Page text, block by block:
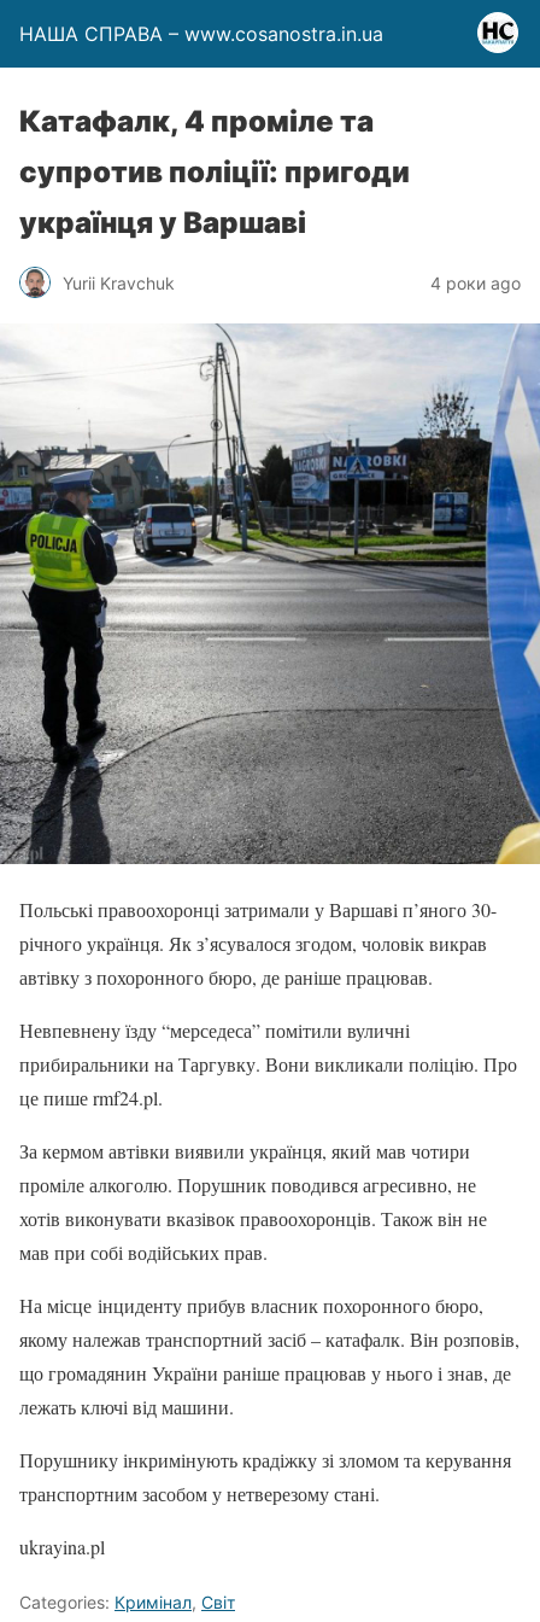
НАША СПРАВА – www.cosanostra.in.ua
Катафалк, 4 проміле та
супротив поліції: пригоди
українця у Варшаві
Yurii Kravchuk 4 роки ago
Польські правоохоронці затримали у Варшаві п’яного 30-
річного українця. Як з’ясувалося згодом, чоловік викрав
автівку з похоронного бюро, де раніше працював.
Невпевнену їзду “мерседеса” помітили вуличні
прибиральники на Таргувку. Вони викликали поліцію. Про
це пише rmf24.pl.
За кермом автівки виявили українця, який мав чотири
проміле алкоголю. Порушник поводився агресивно, не
хотів виконувати вказівок правоохоронців. Також він не
мав при собі водійських прав.
На місце інциденту прибув власник похоронного бюро,
якому належав транспортний засіб – катафалк. Він розповів,
що громадянин України раніше працював у нього і знав, де
лежать ключі від машини.
Порушнику інкримінують крадіжку зі зломом та керування
транспортним засобом у нетверезому стані.
ukrayina.pl
Categories: Кримінал, Світ